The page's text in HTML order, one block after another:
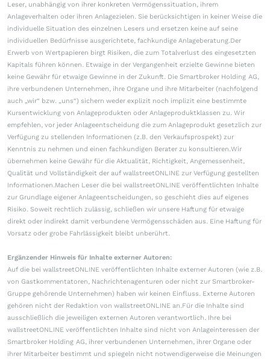
Leser, unabhängig von ihrer konkreten Vermögenssituation, ihrem
Anlageverhalten oder ihren Anlagezielen. Sie berücksichtigen in keiner Weise die
individuelle Situation des einzelnen Lesers und ersetzen keine auf seine
individuellen Bedürfnisse ausgerichtete, fachkundige Anlageberatung.Der
Erwerb von Wertpapieren birgt Risiken, die zum Totalverlust des eingesetzten
Kapitals führen können. Etwaige in der Vergangenheit erzielte Gewinne bieten
keine Gewähr für etwaige Gewinne in der Zukunft. Die Smartbroker Holding AG,
ihre verbundenen Unternehmen, ihre Organe und ihre Mitarbeiter (nachfolgend
auch „wir“ bzw. „uns“) sichern weder explizit noch implizit eine bestimmte
Kursentwicklung von Anlageprodukten oder Anlageproduktklassen zu. Wir
empfehlen, vor jeder Anlageentscheidung die zum Anlageprodukt gesetzlich zur
Verfügung zu stellenden Informationen (z.B. den Verkaufsprospekt) zur
Kenntnis zu nehmen und einen fachkundigen Berater zu konsultieren.Wir
übernehmen keine Gewähr für die Aktualität, Richtigkeit, Angemessenheit,
Qualität und Vollständigkeit der auf wallstreetONLINE zur Verfügung gestellten
Informationen.Machen Leser die bei wallstreetONLINE veröffentlichten Inhalte
zur Grundlage eigener Anlageentscheidungen, so geschieht dies auf eigenes
Risiko. Soweit rechtlich zulässig, schließen wir unsere Haftung für etwaige
direkt oder indirekt damit verbundene Vermögensschäden aus. Eine Haftung für
Vorsatz oder grobe Fahrlässigkeit bleibt unberührt.
Ergänzender Hinweis für Inhalte externer Autoren:
Auf die bei wallstreetONLINE veröffentlichten Inhalte externer Autoren (wie z.B.
von Gastkommentatoren, Nachrichtenagenturen oder nicht zur Smartbroker-
Gruppe gehörende Unternehmen) haben wir keinen Einfluss. Externe Autoren
gehören nicht der Redaktion von wallstreetONLINE an.Für die Inhalte sind
ausschließlich die jeweiligen externen Autoren verantwortlich. Ihre bei
wallstreetONLINE veröffentlichten Inhalte sind nicht von Anlageinteressen der
Smartbroker Holding AG, ihrer verbundenen Unternehmen, ihrer Organe oder
ihrer Mitarbeiter bestimmt und spiegeln nicht notwendigerweise die Meinungen